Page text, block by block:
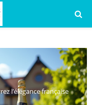
l’élégance française